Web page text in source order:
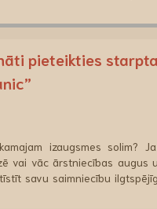
pieteikties
izaugsmes solim?
vai vāc ārstniecības augus
savu saimniecību